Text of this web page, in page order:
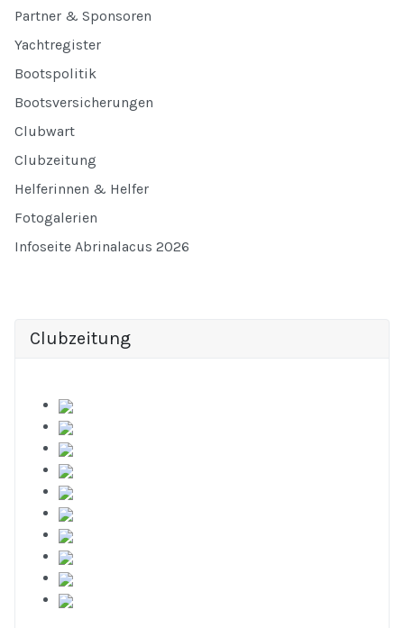
Partner & Sponsoren
Yachtregister
Bootspolitik
Bootsversicherungen
Clubwart
Clubzeitung
Helferinnen & Helfer
Fotogalerien
Infoseite Abrinalacus 2026
Clubzeitung